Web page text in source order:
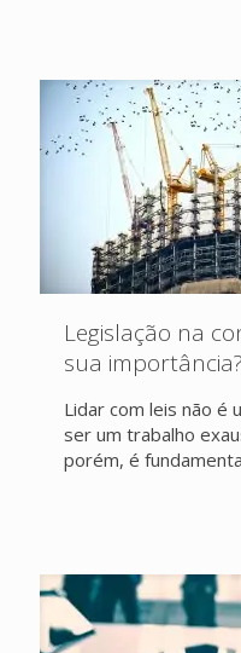
Legislação na
sua importância?
Lidar com leis não é
ser um trabalho
porém, é